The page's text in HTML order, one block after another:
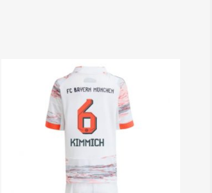
kan
gekozen
worden
op